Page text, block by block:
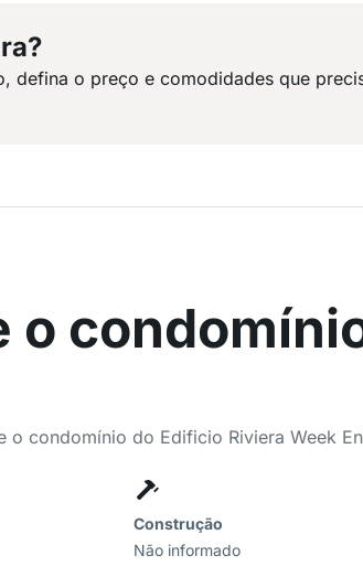
defina o preço e comodidades que
o
o condomínio do Edificio Riviera Week
Construção
Não informado